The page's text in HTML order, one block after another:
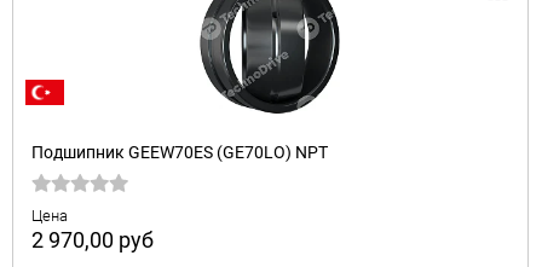
Подшипник GEEW70ES (GE70LO) NPT
Цена
2 970,00 руб